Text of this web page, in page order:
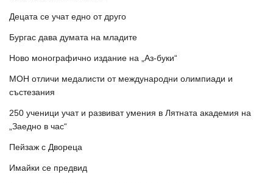
Децата се учат едно от друго
Бургас дава думата на младите
Ново монографично издание на „Аз-буки“
МОН отличи медалисти от международни олимпиади и
състезания
250 ученици учат и развиват умения в Лятната академия на
„Заедно в час“
Пейзаж с Двореца
Имайки се предвид